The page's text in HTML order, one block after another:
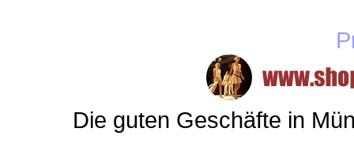
Die guten Geschäfte in